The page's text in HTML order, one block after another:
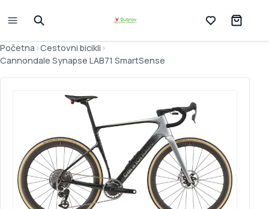
Lista želja
Početna >Cestovni bicikli >
Cannondale Synapse LAB71 SmartSense